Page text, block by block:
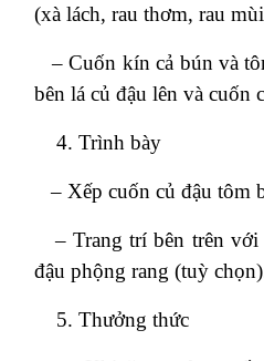
(xà lách, rau thơm, rau
– Cuốn kín cả bún và
bên lá củ đậu lên và cuốn
Trình bày
– Xếp cuốn củ đậu tôm
– Trang trí bên trên với
đậu phộng rang (tuỳ
Thưởng thức